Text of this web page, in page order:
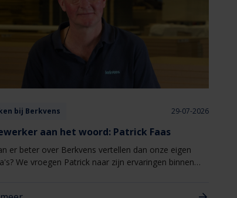
bij Berkvens 29-07-2026
aan het woord: Patrick Faas
er beter over Berkvens vertellen dan onze eigen
We vroegen Patrick naar zijn ervaringen binnen